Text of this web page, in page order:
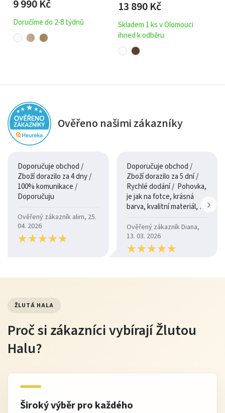
9 990Kč
Doručíme do 2-8 týdnů
13 890Kč
Skladem 1 ks v Olomouci
ihned k odběru
Ověřeno našimi zákazníky
Doporučuje obchod /
Zboží dorazilo za 4 dny /
100% komunikace /
Doporučuju
Ověřený zákazník alim, 25.
04. 2026
★★★★★
★★★★★
Doporučuje obchod /
Zboží dorazilo za 5 dní /
Rychlé dodání / Pohovka,
je jak na fotce, krásná
barva, kvalitní materiál, a
Ověřený zákazník Diana,
13. 03. 2026
★★★★★
★★★★★
ŽLUTÁ HALA
Proč si zákazníci vybírají Žlutou
Halu?
Široký výběr pro každého